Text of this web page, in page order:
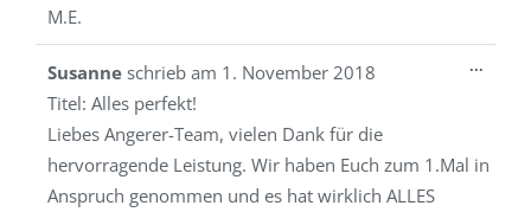
M.E.
Susanne schrieb am 1. November 2018
Titel: Alles perfekt!
Liebes Angerer-Team, vielen Dank für die
hervorragende Leistung. Wir haben Euch zum 1.Mal in
Anspruch genommen und es hat wirklich ALLES
...